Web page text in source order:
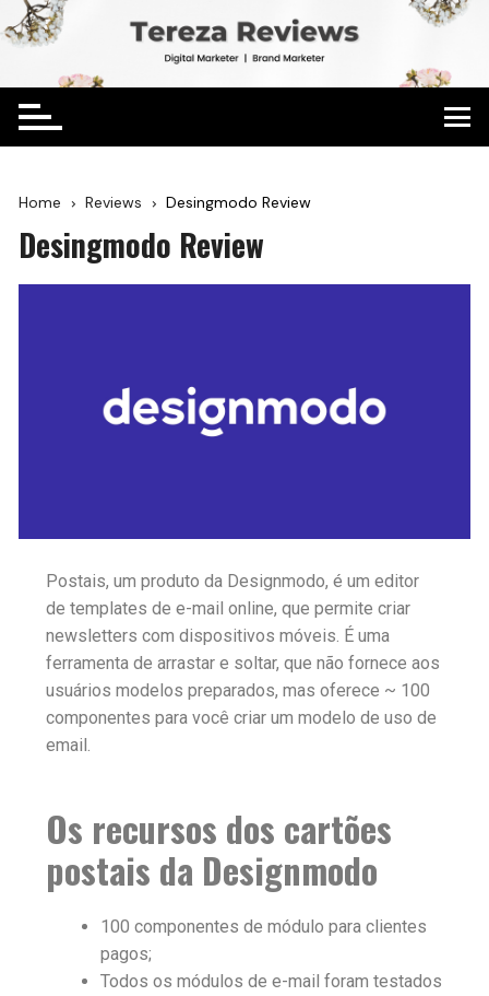
Home Reviews Desingmodo Review
Desingmodo Review
Postais, um produto da Designmodo, é um editor
de templates de e-mail online, que permite criar
newsletters com dispositivos móveis. É uma
ferramenta de arrastar e soltar, que não fornece aos
usuários modelos preparados, mas oferece ~ 100
componentes para você criar um modelo de uso de
email.
Os recursos dos cartões
postais da Designmodo
100 componentes de módulo para clientes
pagos;
Todos os módulos de e-mail foram testados